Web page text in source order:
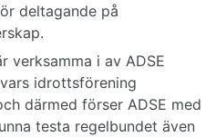
deltagande på
verksamma i av ADSE
idrottsförening
därmed förser ADSE med
testa regelbundet även